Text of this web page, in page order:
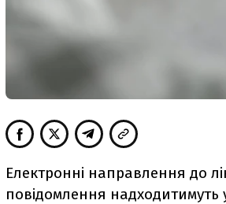
Електронні направлення до
повідомлення надходитимуть